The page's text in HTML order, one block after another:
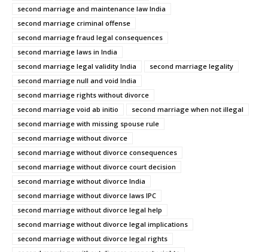
second marriage and maintenance law India
second marriage criminal offense
second marriage fraud legal consequences
second marriage laws in India
second marriage legal validity India
second marriage legality
second marriage null and void India
second marriage rights without divorce
second marriage void ab initio
second marriage when not illegal
second marriage with missing spouse rule
second marriage without divorce
second marriage without divorce consequences
second marriage without divorce court decision
second marriage without divorce India
second marriage without divorce laws IPC
second marriage without divorce legal help
second marriage without divorce legal implications
second marriage without divorce legal rights